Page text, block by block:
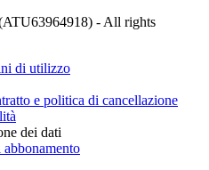
- All rights
di utilizzo
e politica di cancellazione
dei dati